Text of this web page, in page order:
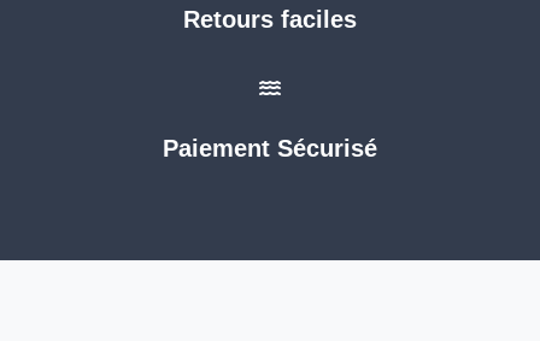
Retours faciles
Paiement Sécurisé